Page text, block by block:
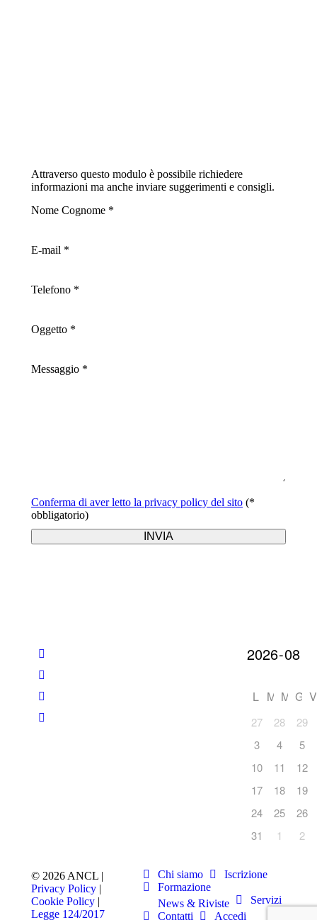
Attraverso questo modulo è possibile richiedere
informazioni ma anche inviare suggerimenti e consigli.
Nome Cognome *
E-mail *
Telefono *
Oggetto *
Messaggio *
Conferma di aver letto la privacy policy del sito (*
obbligatorio)
L M M G V
27 28
29
3
4
5
10
11
12
17
18
19
24
25
26
31
1 2
© 2026 ANCL |
Privacy Policy |
Cookie Policy |
Legge 124/2017
Chi siamo
Iscrizione
Formazione
News & Riviste
Servizi
Contatti
Accedi